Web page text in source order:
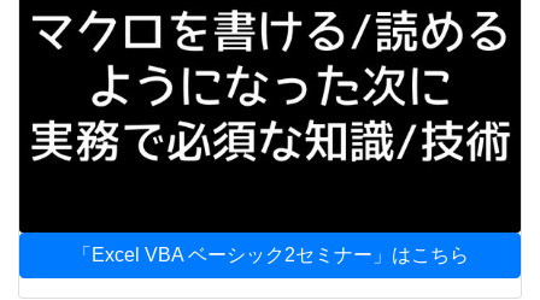
「Excel VBA ベーシック2セミナー」はこちら